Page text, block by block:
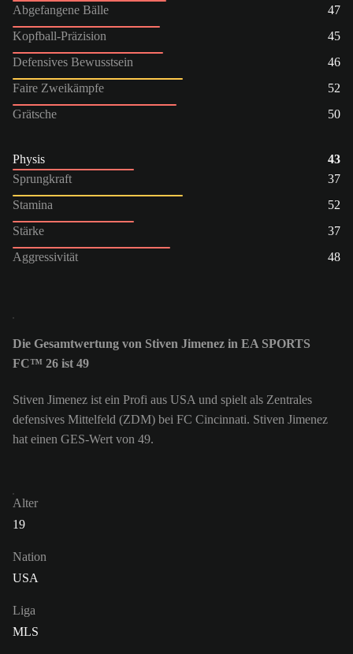
Abgefangene Bälle
47
Kopfball-Präzision
45
Defensives Bewusstsein
46
Faire Zweikämpfe
52
Grätsche
50
Physis
43
Sprungkraft
37
Stamina
52
Stärke
37
Aggressivität
48
Die Gesamtwertung von Stiven Jimenez in EA SPORTS
FC™ 26 ist 49
Stiven Jimenez ist ein Profi aus USA und spielt als Zentrales
defensives Mittelfeld (ZDM) bei FC Cincinnati. Stiven Jimenez
hat einen GES-Wert von 49.
Alter
19
Nation
USA
Liga
MLS